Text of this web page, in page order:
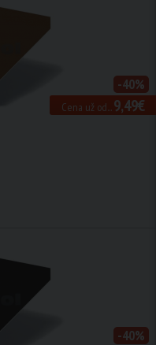
Cena už od...9,49€
-40%
-40%